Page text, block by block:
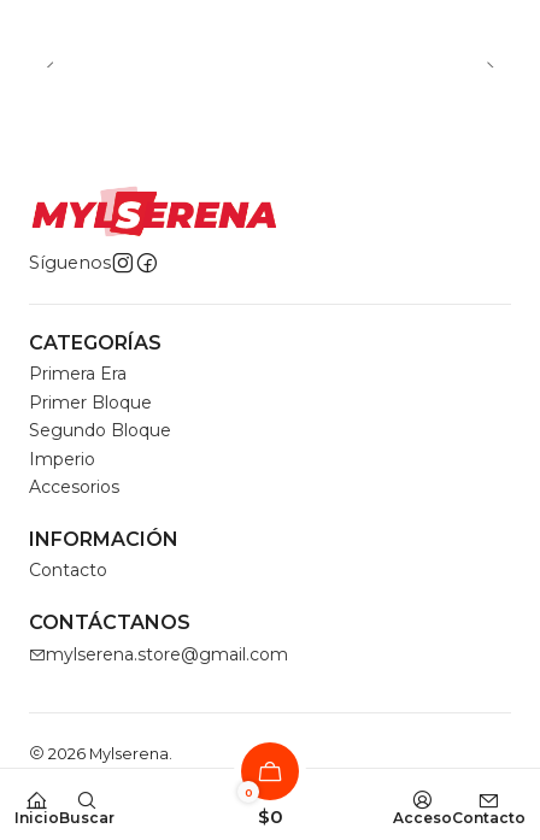
InicioBuscar
0
$0 AccesoContacto
Síguenos
CATEGORÍAS
Primera Era
Primer Bloque
Segundo Bloque
Imperio
Accesorios
INFORMACIÓN
Contacto
CONTÁCTANOS
mylserena.store@gmail.com
2026 Mylserena.
Todos los derechos reservados.Desarrollado por
Jumpseller